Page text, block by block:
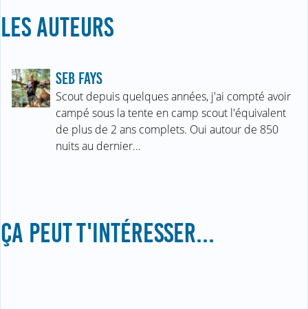
LES AUTEURS
SEB FAYS
Scout depuis quelques années, j'ai compté avoir
campé sous la tente en camp scout l'équivalent
de plus de 2 ans complets. Oui autour de 850
nuits au dernier…
ÇA PEUT T'INTÉRESSER...